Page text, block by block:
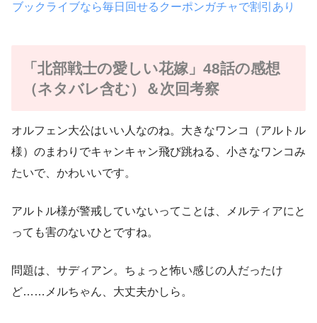
ブックライブなら毎日回せるクーポンガチャで割引あり
「北部戦士の愛しい花嫁」48話の感想
（ネタバレ含む）＆次回考察
オルフェン大公はいい人なのね。大きなワンコ（アルトル
様）のまわりでキャンキャン飛び跳ねる、小さなワンコみ
たいで、かわいいです。
アルトル様が警戒していないってことは、メルティアにと
っても害のないひとですね。
問題は、サディアン。ちょっと怖い感じの人だったけ
ど……メルちゃん、大丈夫かしら。